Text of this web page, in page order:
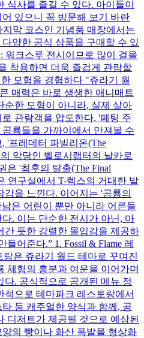
식사를 즐길 수 있다. 아이들이
있으니 꼭 방문해 보기 바란
지막 코스인 기념품 매장에서는
양한 공식 상품을 구매할 수 있
워크스루 전시이므로 많이 걸을
착용하면 더욱 즐겁게 관람할
모험을 경험하다 "쥬라기 월
매력은 바로 생생한 애니매트
순한 모형이 아니라, 실제 살아
관람객을 압도한다. '페팅 주
공룡들을 가까이에서 만져볼 수
'프레데터 파빌리온(The
악당인 벨로시랩터의 날카로
은 '최후의 탈출(The Final
연구실에서 T-렉스의 거대한 발
을 느낀다. 이어지는 '공룡의
은 어린이 뿐만 아니라 어른들
. 이는 단순한 전시가 아닌, 마
간 듯한 강렬한 몰입감을 제공하
어준다.” 1. Fossil & Flame 레
랑은 쥬라기 월드 테마로 꾸며진
체험의 흥분과 여운을 이어가며
. 공식적으로 공개된 메뉴 정
적으로 테마파크 레스토랑에서
등 캐주얼한 양식과 함께, 공
디저트가 제공될 것으로 예상된
의 빵이나 화산 폭발을 형상화